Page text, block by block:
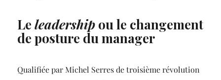
Le leadershipou le changement
de posture du manager
Qualifiée par Michel Serres de troisième révolution